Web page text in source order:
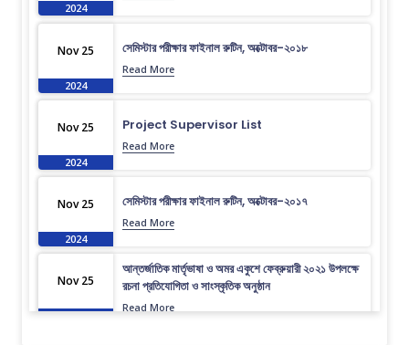
2024
Nov 25
2024
সেমিস্টার পরীক্ষার ফাইনাল রুটিন, অক্টোবর-২০১৮
Read More
Nov 25
2024
Project Supervisor List
Read More
Nov 25
2024
সেমিস্টার পরীক্ষার ফাইনাল রুটিন, অক্টোবর-২০১৭
Read More
Nov 25
2024
আন্তর্জাতিক মার্তৃভাষা ও অমর একুশে ফেব্রুয়ারী ২০২১ উপলক্ষে
রচনা প্রতিযোগিতা ও সাংস্কৃতিক অনুষ্ঠান
Read More